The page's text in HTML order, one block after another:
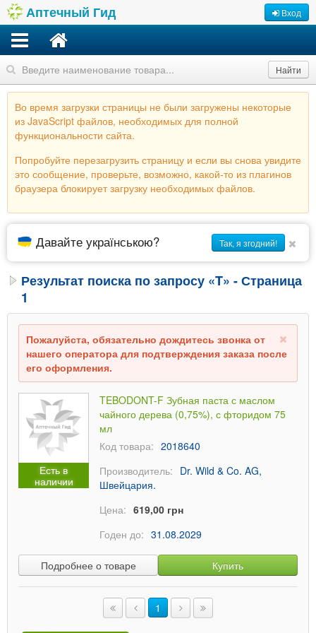
Аптечный Гид Вход
Найти
Во время загрузки страницы не были загружены некоторые
из JavaScript файлов, необходимых для полной
функциональности сайта.
Попробуйте перезагрузить страницу и если вы снова увидите
это сообщение, проверьте, возможно, какой-то из плагинов
браузера блокирует загрузку необходимых файлов.
Давайте українською? Так, я згодний!
Результат поиска по запросу «T» - Страница
1
Пожалуйста, обязательно дождитесь звонка от
нашего оператора для подтверждения заказа после
его оформления.
Есть в
наличии
TEBODONT-F Зубная паста с маслом
чайного дерева (0,75%), с фторидом 75
мл
Код товара: 2018640
Производитель: Dr. Wild & Co. AG,
Швейцария.
Цена: 619,00 грн
Годен до: 31.08.2029
Подробнее о товаре Купить
1